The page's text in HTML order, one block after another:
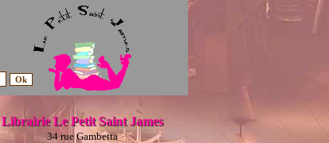
Librairie Le Petit Saint James
34 rue Gambetta